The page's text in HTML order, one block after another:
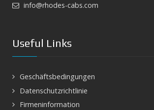
info@rhodes-cabs.com
Useful Links
Geschäftsbedingungen
Datenschutzrichtlinie
Firmeninformation